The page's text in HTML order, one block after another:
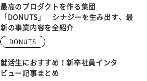
最高のプロダクトを作る集団
「DONUTS」 シナジーを生み出す、最
新の事業内容を全紹介
DONUTS
就活生におすすめ！新卒社員インタ
ビュー記事まとめ